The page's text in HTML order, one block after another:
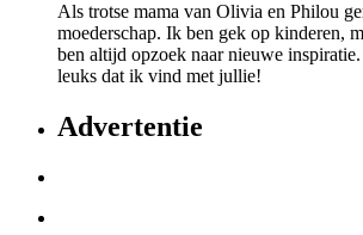
Als trotse mama van Olivia en Philou
moederschap. Ik ben gek op kinderen,
ben altijd opzoek naar nieuwe
leuks dat ik vind met jullie!
Advertentie